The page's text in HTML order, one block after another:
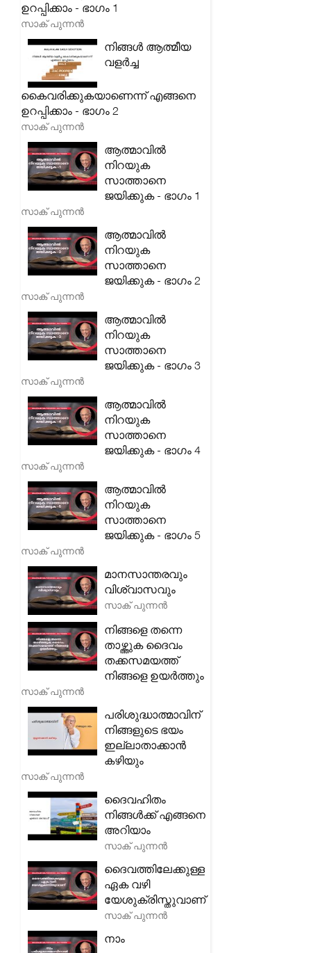
ഉറപ്പിക്കാം - ഭാഗം 1
സാക് പുന്നൻ
നിങ്ങൾ ആത്മീയ
വളർച്ച
കൈവരിക്കുകയാണെന്ന് എങ്ങനെ
ഉറപ്പിക്കാം - ഭാഗം 2
സാക് പുന്നൻ
ആത്മാവിൽ
നിറയുക
സാത്താനെ
ജയിക്കുക - ഭാഗം 1
സാക് പുന്നൻ
ആത്മാവിൽ
നിറയുക
സാത്താനെ
ജയിക്കുക - ഭാഗം 2
സാക് പുന്നൻ
ആത്മാവിൽ
നിറയുക
സാത്താനെ
ജയിക്കുക - ഭാഗം 3
സാക് പുന്നൻ
ആത്മാവിൽ
നിറയുക
സാത്താനെ
ജയിക്കുക - ഭാഗം 4
സാക് പുന്നൻ
ആത്മാവിൽ
നിറയുക
സാത്താനെ
ജയിക്കുക - ഭാഗം 5
സാക് പുന്നൻ
മാനസാന്തരവും
വിശ്വാസവും
സാക് പുന്നൻ
നിങ്ങളെ തന്നെ
താഴ്ത്തുക ദൈവം
തക്കസമയത്ത്
നിങ്ങളെ ഉയർത്തും
സാക് പുന്നൻ
പരിശുദ്ധാത്മാവിന്
നിങ്ങളുടെ ഭയം
ഇല്ലാതാക്കാൻ
കഴിയും
സാക് പുന്നൻ
ദൈവഹിതം
നിങ്ങൾക്ക് എങ്ങനെ
അറിയാം
സാക് പുന്നൻ
ദൈവത്തിലേക്കുള്ള
ഏക വഴി
യേശുക്രിസ്തുവാണ്
സാക് പുന്നൻ
നാം